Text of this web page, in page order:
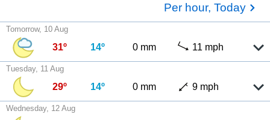
Per hour, Today
Tomorrow, 10 Aug
31º 14º 0 mm 11 mph
Tuesday, 11 Aug
29º 14º 0 mm 9 mph
Wednesday, 12 Aug